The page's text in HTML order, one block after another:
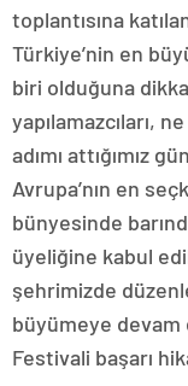
toplantısına
Türkiye’nin en
biri olduğuna
yapılamazcıları,
adımı attığımız
Avrupa’nın en
bünyesinde
üyeliğine kabul
şehrimizde
büyümeye
Festivali başarı